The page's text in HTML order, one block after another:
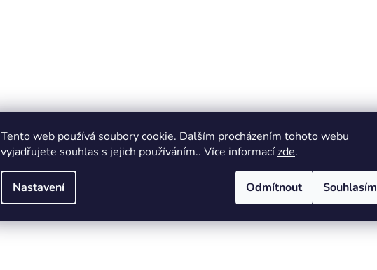
Tento web používá soubory cookie. Dalším procházením tohoto webu
vyjadřujete souhlas s jejich používáním.. Více informacízde.
Nastavení Odmítnout Souhlasím